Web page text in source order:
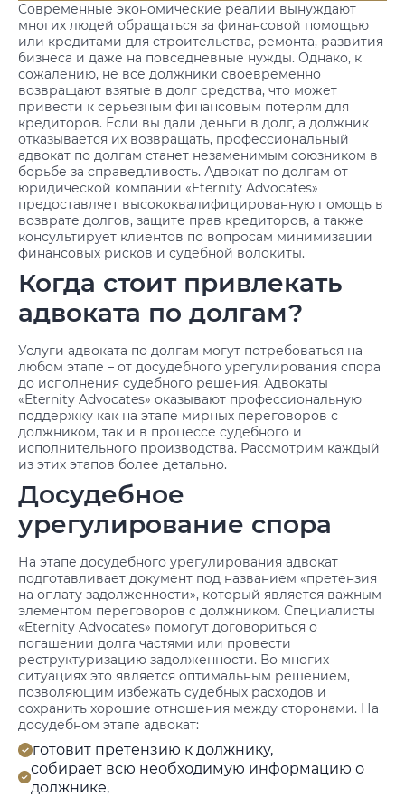
Современные экономические реалии вынуждают
многих людей обращаться за финансовой помощью
или кредитами для строительства, ремонта, развития
бизнеса и даже на повседневные нужды. Однако, к
сожалению, не все должники своевременно
возвращают взятые в долг средства, что может
привести к серьезным финансовым потерям для
кредиторов. Если вы дали деньги в долг, а должник
отказывается их возвращать, профессиональный
адвокат по долгам станет незаменимым союзником в
борьбе за справедливость. Адвокат по долгам от
юридической компании «Eternity Advocates»
предоставляет высококвалифицированную помощь в
возврате долгов, защите прав кредиторов, а также
консультирует клиентов по вопросам минимизации
финансовых рисков и судебной волокиты.
Когда стоит привлекать
адвоката по долгам?
Услуги адвоката по долгам могут потребоваться на
любом этапе – от досудебного урегулирования спора
до исполнения судебного решения. Адвокаты
«Eternity Advocates» оказывают профессиональную
поддержку как на этапе мирных переговоров с
должником, так и в процессе судебного и
исполнительного производства. Рассмотрим каждый
из этих этапов более детально.
Досудебное
урегулирование спора
На этапе досудебного урегулирования адвокат
подготавливает документ под названием «претензия
на оплату задолженности», который является важным
элементом переговоров с должником. Специалисты
«Eternity Advocates» помогут договориться о
погашении долга частями или провести
реструктуризацию задолженности. Во многих
ситуациях это является оптимальным решением,
позволяющим избежать судебных расходов и
сохранить хорошие отношения между сторонами. На
досудебном этапе адвокат:
готовит претензию к должнику,
собирает всю необходимую информацию о
должнике,